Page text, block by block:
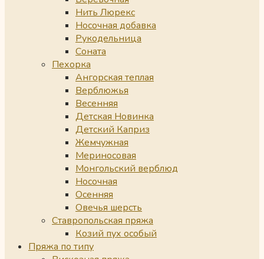
Нить Люрекс
Носочная добавка
Рукодельница
Соната
Пехорка
Ангорская теплая
Верблюжья
Весенняя
Детская Новинка
Детский Каприз
Жемчужная
Мериносовая
Монгольский верблюд
Носочная
Осенняя
Овечья шерсть
Ставропольская пряжа
Козий пух особый
Пряжа по типу